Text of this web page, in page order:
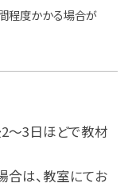
程度かかる場合が
～3日ほどで教材
合は、教室にてお